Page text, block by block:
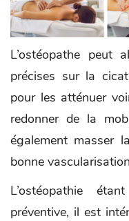
L’ostéopathe peut
précises sur la
pour les atténuer
redonner de la
également masser
bonne
L’ostéopathie
préventive, il est